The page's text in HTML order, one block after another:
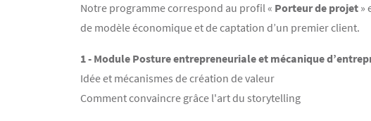
Texte
Notre programme correspond au profil « Porteur de projet »
de modèle économique et de captation d’un premier client.
1 - Module Posture entrepreneuriale et mécanique
Idée et mécanismes de création de valeur
Comment convaincre grâce l'art du storytelling